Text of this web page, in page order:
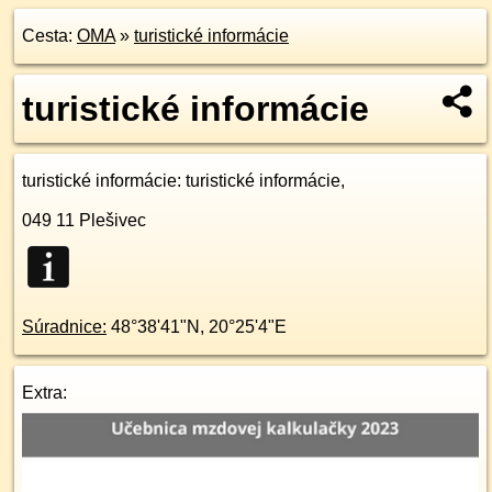
Cesta: OMA» turistické informácie
turistické informácie
turistické informácie: turistické informácie,
049 11 Plešivec
Súradnice: 48°38'41"N , 20°25'4"E
Extra: